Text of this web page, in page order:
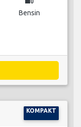
Bensin
KOMPAKT